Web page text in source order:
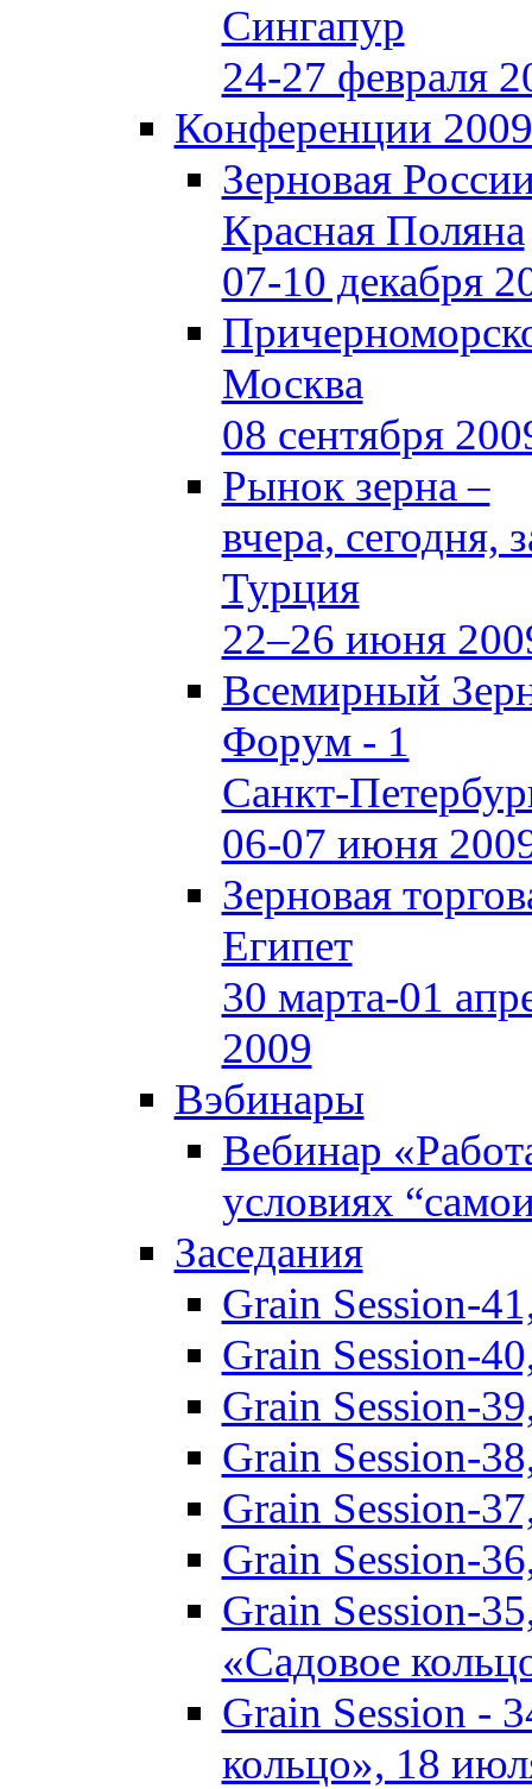
Сингапур
24-27 февраля
Конференции 2009
Зерновая
Красная Поляна
07-10 декабря
Москва
08 сентября
Рынок зерна –
вчера, сегодня,
Турция
22–26 июня
Всемирный
Форум - 1
Санкт-
06-07 июня
Зерновая
Египет
30 марта-01
2009
Вэбинары
Вебинар
условиях
Заседания
Grain Session-
Grain Session-
Grain Session-
Grain Session-
Grain Session-
Grain Session-
Grain Session-
«Садовое
Grain Session -
кольцо», 18